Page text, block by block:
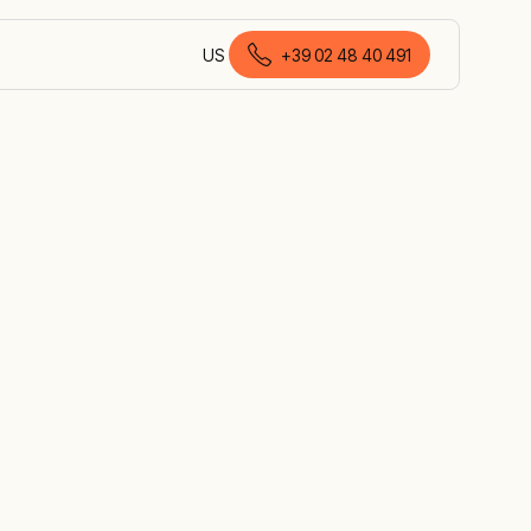
US
italiano (Italia)
+39 02 48 40 491